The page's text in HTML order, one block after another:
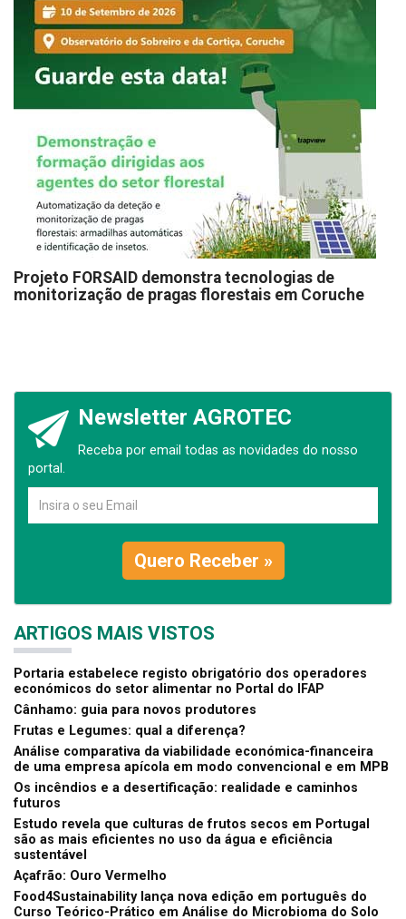
Projeto FORSAID demonstra tecnologias de
monitorização de pragas florestais em Coruche
Newsletter AGROTEC
Receba por email todas as novidades do nosso
portal.
Quero Receber »
ARTIGOS MAIS VISTOS
Portaria estabelece registo obrigatório dos operadores
económicos do setor alimentar no Portal do IFAP
Cânhamo: guia para novos produtores
Frutas e Legumes: qual a diferença?
Análise comparativa da viabilidade económica-financeira
de uma empresa apícola em modo convencional e em MPB
Os incêndios e a desertificação: realidade e caminhos
futuros
Estudo revela que culturas de frutos secos em Portugal
são as mais eficientes no uso da água e eficiência
sustentável
Açafrão: Ouro Vermelho
Food4Sustainability lança nova edição em português do
Curso Teórico-Prático em Análise do Microbioma do Solo